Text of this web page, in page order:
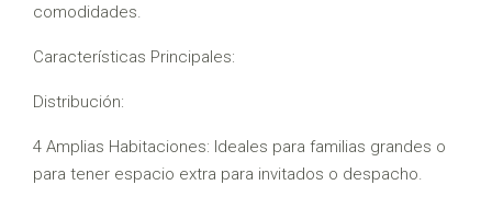
comodidades.
Características Principales:
Distribución:
4 Amplias Habitaciones: Ideales para familias grandes o
para tener espacio extra para invitados o despacho.